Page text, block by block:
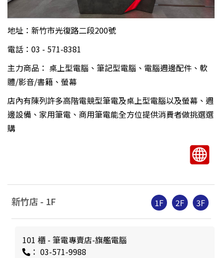
地址：新竹市光復路二段200號
電話：03 - 571-8381
主力商品： 桌上型電腦、筆記型電腦、電腦週邊配件、軟
體/影音/書籍、螢幕
店內有陳列許多高階電競型筆電及桌上型電腦以及螢幕、週
邊設備、家用筆電、商用筆電能全方位提供消費者做挑選選
購
新竹店 - 1F 1F 2F 3F
101 櫃 - 筆電專賣店-旗艦電腦
： 03-571-9988